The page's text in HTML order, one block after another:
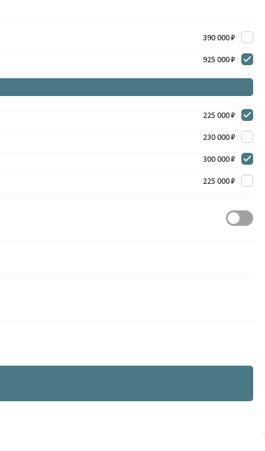
390 000 ₽
925 000 ₽
225 000 ₽
230 000 ₽
300 000 ₽
225 000 ₽